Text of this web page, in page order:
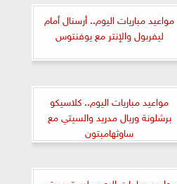
مواعيد مباريات اليوم.. أرسنال أمام
ليفربول والإنتر مع يوفنتوس
مواعيد مباريات اليوم.. كلاسيكو
برشلونة وريال مدريد والسيتي مع
ساوثهامبتون